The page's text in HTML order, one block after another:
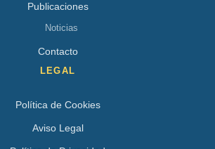
Publicaciones
Noticias
Contacto
LEGAL
Política de Cookies
Aviso Legal